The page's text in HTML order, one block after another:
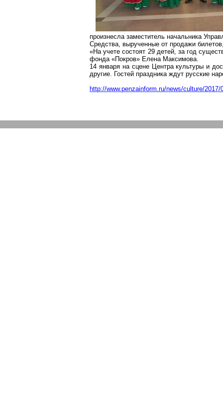
произнесла заместитель начальника
Средства, вырученные от продажи
«На учете состоят 29 детей, за год
фонда «Покров» Елена Максимова.
14 января на сцене Центра культуры и
другие. Гостей праздника ждут русские
http://www.penzainform.ru/news/culture/